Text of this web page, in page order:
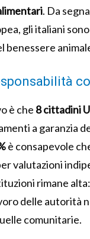
. Da
gli italiani
benessere
è che 8 cittadini
a garanzia
è consapevole
valutazioni
rimane alta:
delle autorità
comunitarie.